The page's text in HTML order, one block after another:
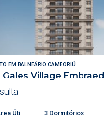
EM BALNEÁRIO CAMBORIÚ
Gales Village Embraed
Útil 3 Dormitórios